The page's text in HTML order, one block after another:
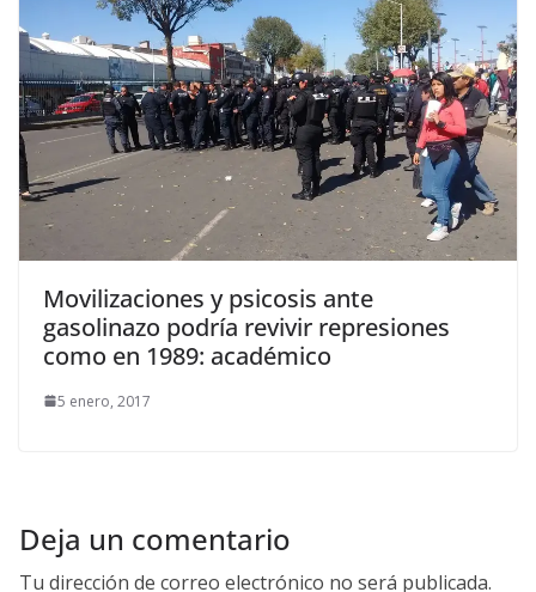
Movilizaciones y psicosis ante
gasolinazo podría revivir represiones
como en 1989: académico
5 enero, 2017
Deja un comentario
Tu dirección de correo electrónico no será publicada.